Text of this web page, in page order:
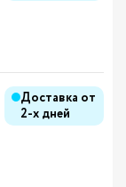
Доставка от
2-х дней